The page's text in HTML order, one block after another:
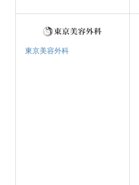
東京美容外科